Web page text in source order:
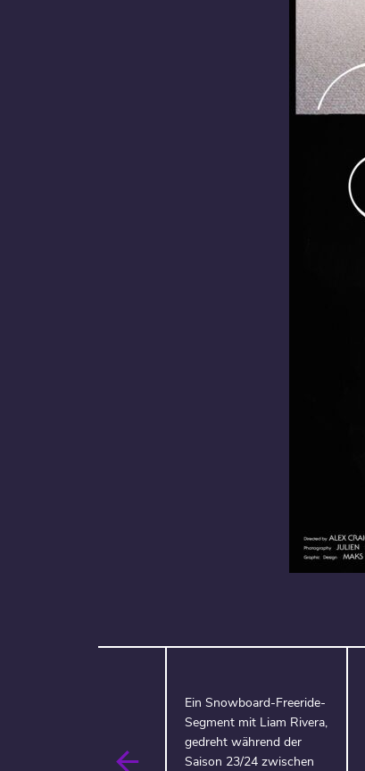
Ein Snowboard-Freeride-
Segment mit Liam Rivera,
gedreht während der
Saison 23/24 zwischen